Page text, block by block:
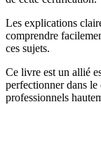
Les explications
comprendre
ces sujets.
Ce livre est un allié
perfectionner dans le
professionnels